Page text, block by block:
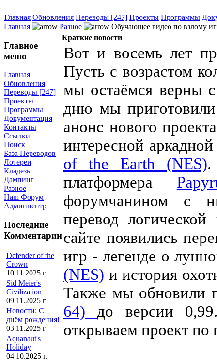
Главная Обновления Переводы [247] Проекты Программы
Главная
Разное Обучающее видео по взлому
Главное
меню
Главная
Обновления
Переводы [247]
Проекты
Программы
Документация
Контакты
Ссылки
Поиск
База Переводов
Лотереи
Кладезь
Дампинг
Разное
Наш Форум
Админцентр
Последние
Комментарии
Defender of the
Crown
10.11.2025 г.
Sid Meier's
Civilization
09.11.2025 г.
Новости: С
днём рождения!
03.11.2025 г.
Aquanaut's
Holiday
04.10.2025 г.
Краткие новости
Вот и восемь лет
Пусть с возрастом
мы остаёмся верны
дню мы
анонс нового
интересной
of the Earth (NES).
платформера
форумчанином с
перевод
сайте появились
игр - легенде о
(NES) и история
Также мы обновили
64) до версии
открываем проект